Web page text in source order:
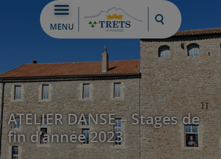
MENU
Moteur de
ATELIER DANSE – Stages de
fin d’année 2023